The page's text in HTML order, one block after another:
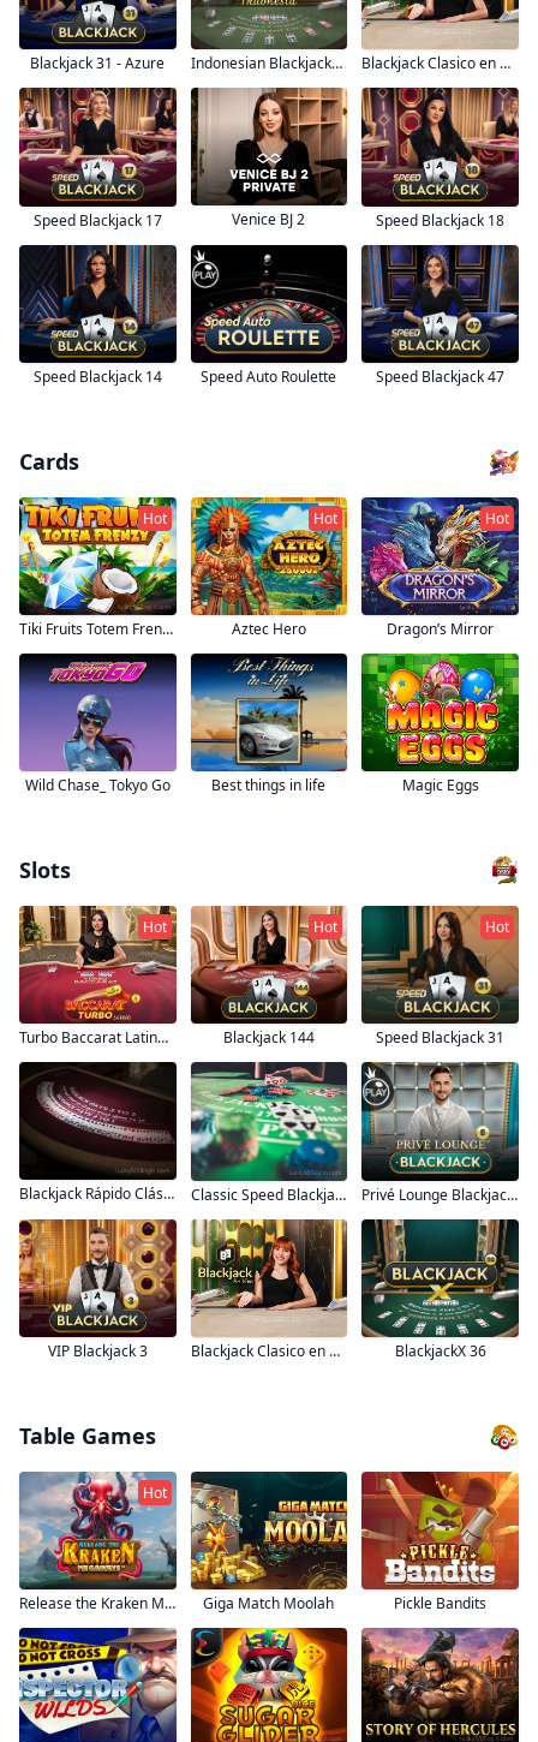
Blackjack 31 - Azure Indonesian BlackjackX 20 Blackjack Clasico en Español 20
Speed Blackjack 17 Venice BJ 2 Speed Blackjack 18
Speed Blackjack 14 Speed Auto Roulette Speed Blackjack 47
Cards
Hot
Tiki Fruits Totem Frenzy
Hot
Aztec Hero
Hot
Dragon’s Mirror
Wild Chase_ Tokyo Go Best things in life Magic Eggs
Slots
Hot
Turbo Baccarat Latino 1
Hot
Blackjack 144
Hot
Speed Blackjack 31
Blackjack Rápido Clássico em Português 17 Classic Speed Blackjack 119 Privé Lounge Blackjack 8
VIP Blackjack 3 Blackjack Clasico en Español 26 BlackjackX 36
Table Games
Hot
Release the Kraken Megaways Giga Match Moolah Pickle Bandits